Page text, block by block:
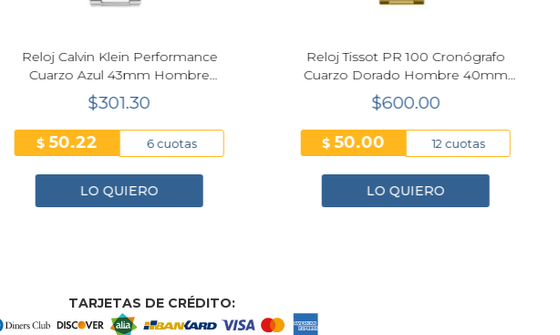
Reloj Calvin Klein Performance
Cuarzo Azul 43mm Hombre
25200556
$301.30
50.22 6 cuotas
LO QUIERO
Reloj Tissot PR 100 Cronógrafo
Cuarzo Dorado Hombre 40mm
T150.417.33.031.00
$600.00
50.00 12 cuotas
LO QUIERO
TARJETAS DE CRÉDITO: